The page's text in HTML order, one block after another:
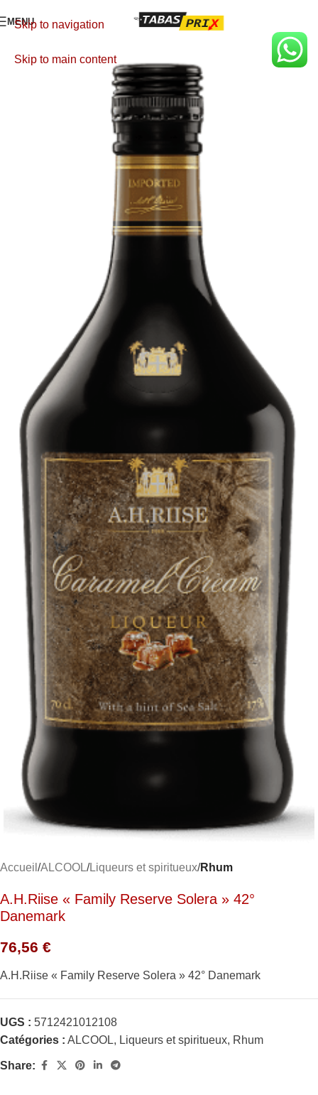
Skip to navigation
Skip to main content
MENU
Accueil ALCOOL Liqueurs et spiritueux Rhum
A.H.Riise « Family Reserve Solera » 42°
Danemark
76,56 €
A.H.Riise « Family Reserve Solera » 42° Danemark
UGS : 5712421012108
Catégories : ALCOOL, Liqueurs et spiritueux, Rhum
Share: